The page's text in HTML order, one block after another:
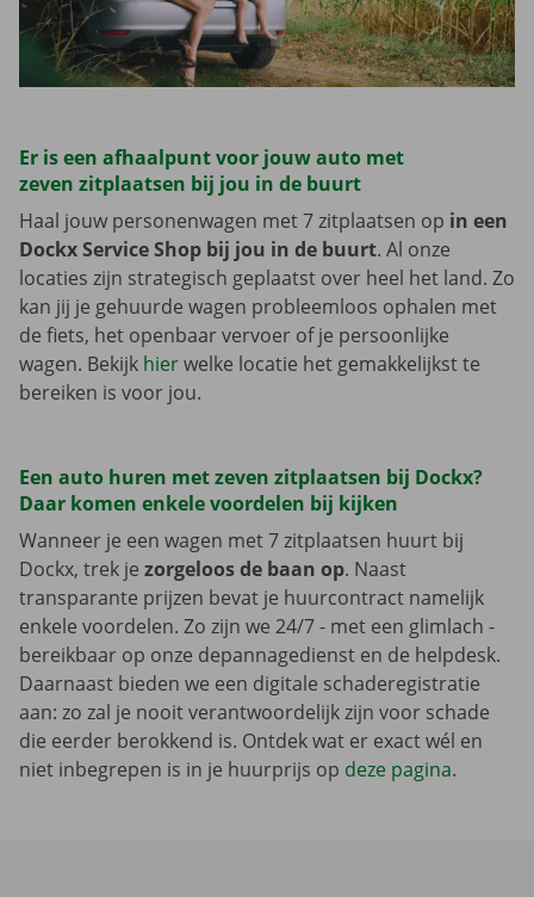
Er is een afhaalpunt voor jouw auto met
zeven zitplaatsen bij jou in de buurt
Haal jouw personenwagen met 7 zitplaatsen op in een
Dockx Service Shop bij jou in de buurt. Al onze
locaties zijn strategisch geplaatst over heel het land. Zo
kan jij je gehuurde wagen probleemloos ophalen met
de fiets, het openbaar vervoer of je persoonlijke
wagen. Bekijk hierwelke locatie het gemakkelijkst te
bereiken is voor jou.
Een auto huren met zeven zitplaatsen bij Dockx?
Daar komen enkele voordelen bij kijken
Wanneer je een wagen met 7 zitplaatsen huurt bij
Dockx, trek je zorgeloos de baan op. Naast
transparante prijzen bevat je huurcontract namelijk
enkele voordelen. Zo zijn we 24/7 - met een glimlach -
bereikbaar op onze depannagedienst en de helpdesk.
Daarnaast bieden we een digitale schaderegistratie
aan: zo zal je nooit verantwoordelijk zijn voor schade
die eerder berokkend is. Ontdek wat er exact wél en
niet inbegrepen is in je huurprijs op deze pagina.